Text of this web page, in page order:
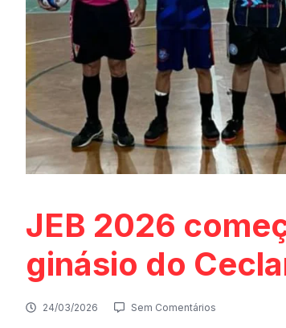
JEB 2026
ginásio do
24/03/2026 Sem Comentários